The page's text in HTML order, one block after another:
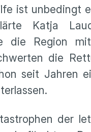
ist unbedingt
Katja
die Region
die
seit Jahren
der